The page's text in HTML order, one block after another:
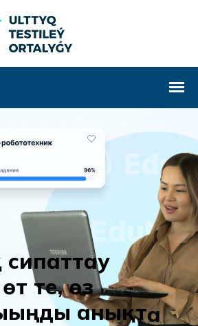
сипаттау
өт те, өз
ыңды анықта